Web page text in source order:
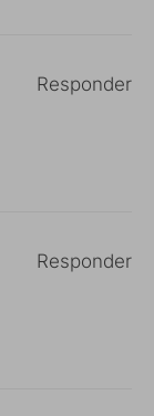
Responder
Responder